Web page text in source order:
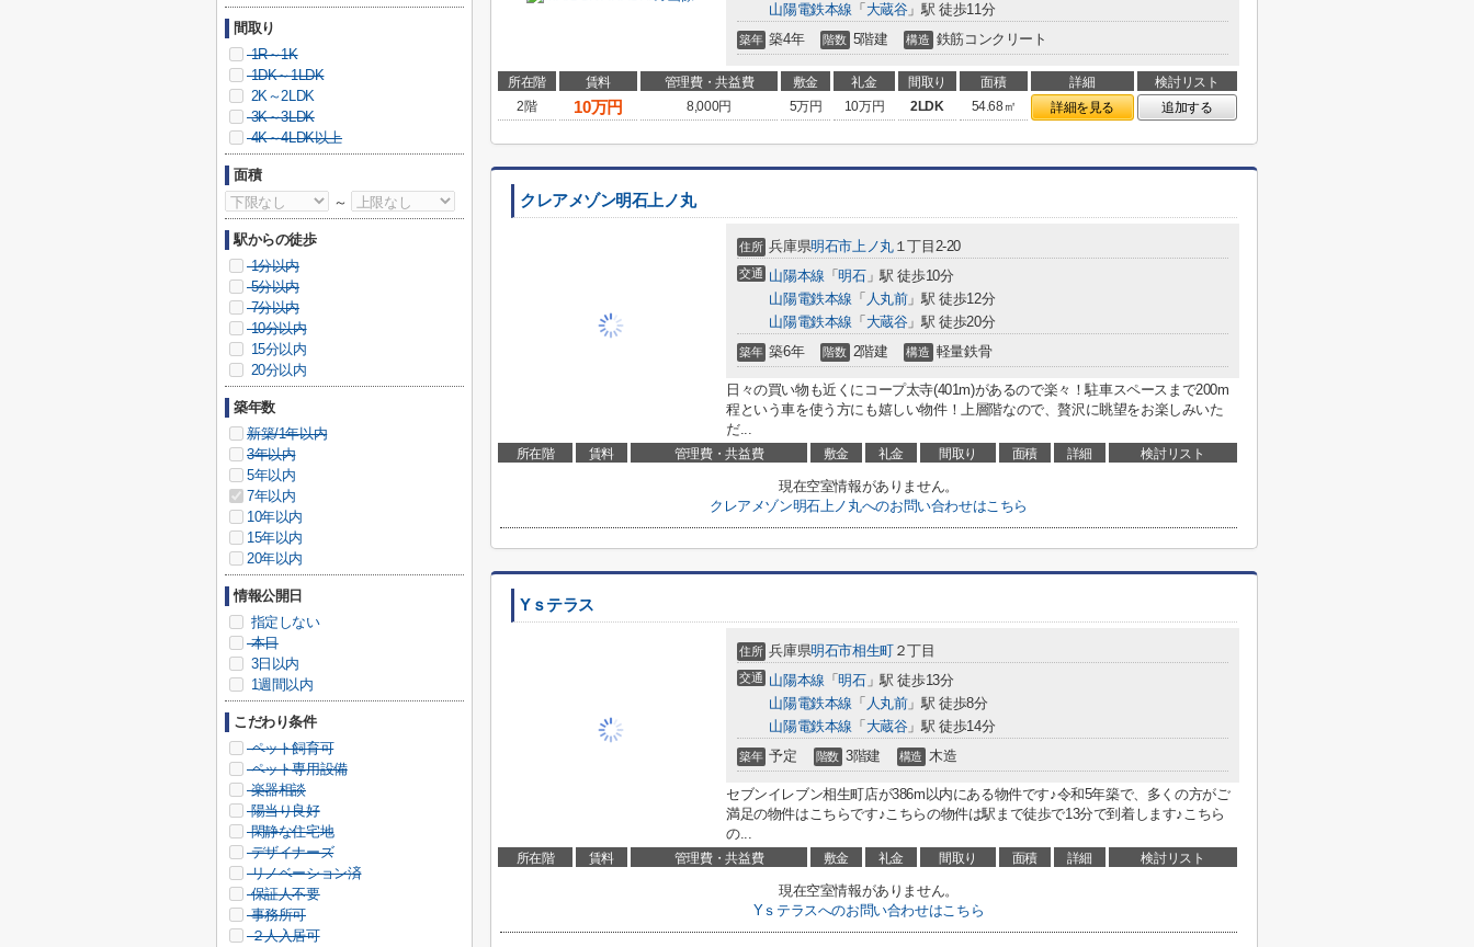
山陽電鉄本線 「 大蔵谷」駅 徒歩11分
築年 築4年 階数 5階建 構造 鉄筋コンクリート
所在階 賃料 管理費・共益費 敷金 礼金 間取り 面積 詳細
検討リスト
2階
10万円 8,000円 5万円 10万円 2LDK 54.68㎡ 詳細を見る 追加する
クレアメゾン明石上ノ丸
住所 兵庫県明石市上ノ丸１丁目2-20
交通 山陽本線 「明石」駅 徒歩10分
山陽電鉄本線 「 人丸前」駅 徒歩12分
山陽電鉄本線 「 大蔵谷」駅 徒歩20分
築年 築6年 階数 2階建 構造 軽量鉄骨
日々の買い物も近くにコープ太寺(401m)があるので楽々！駐車スペースまで200m
程という車を使う方にも嬉しい物件！上層階なので、贅沢に眺望をお楽しみいた
だ...
所在階 賃料 管理費・共益費 敷金 礼金 間取り 面積 詳細 検討リスト
現在空室情報がありません。
クレアメゾン明石上ノ丸へのお問い合わせはこちら
Yｓテラス
住所 兵庫県明石市相生町２丁目
交通 山陽本線 「明石」駅 徒歩13分
山陽電鉄本線 「 人丸前」駅 徒歩8分
山陽電鉄本線 「 大蔵谷」駅 徒歩14分
築年 予定 階数 3階建 構造 木造
セブンイレブン相生町店が386m以内にある物件です♪令和5年築で、多くの方がご
満足の物件はこちらです♪こちらの物件は駅まで徒歩で13分で到着します♪こちら
の...
所在階 賃料 管理費・共益費 敷金 礼金 間取り 面積 詳細 検討リスト
現在空室情報がありません。
Yｓテラスへのお問い合わせはこちら
間取り
1R～1K
1DK～1LDK
2K～2LDK
3K～3LDK
4K～4LDK以上
面積
～
駅からの徒歩
1分以内
5分以内
7分以内
10分以内
15分以内
20分以内
築年数
新築/1年以内
3年以内
5年以内
7年以内
10年以内
15年以内
20年以内
情報公開日
指定しない
本日
3日以内
1週間以内
こだわり条件
ペット飼育可
ペット専用設備
楽器相談
陽当り良好
閑静な住宅地
デザイナーズ
リノベーション済
保証人不要
事務所可
２人入居可